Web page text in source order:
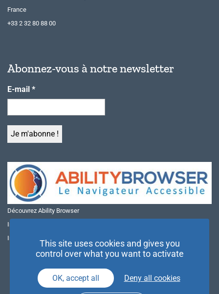
France
+33 2 32 80 88 00
Abonnez-vous à notre newsletter
E-mail *
Découvrez Ability Browser
Installer Ability Browser sur Windows
Installer Ability Browser sur Mac
This site uses cookies and gives you
control over what you want to activate
OK, accept all Deny all cookies